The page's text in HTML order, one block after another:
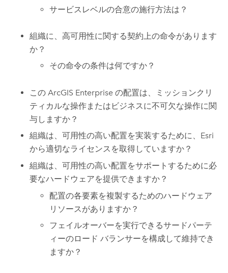
サービスレベルの合意の施行方法は？
組織に、高可用性に関する契約上の命令があります
か？
その命令の条件は何ですか？
このArcGIS Enterprise の配置は、ミッションクリ
ティカルな操作またはビジネスに不可欠な操作に関
与しますか？
組織は、可用性の高い配置を実装するために、 Esri
から適切なライセンスを取得していますか？
組織は、可用性の高い配置をサポートするために必
要なハードウェアを提供できますか？
配置の各要素を複製するためのハードウェア
リソースがありますか？
フェイルオーバーを実行できるサードパーテ
ィーのロード バランサーを構成して維持でき
ますか？